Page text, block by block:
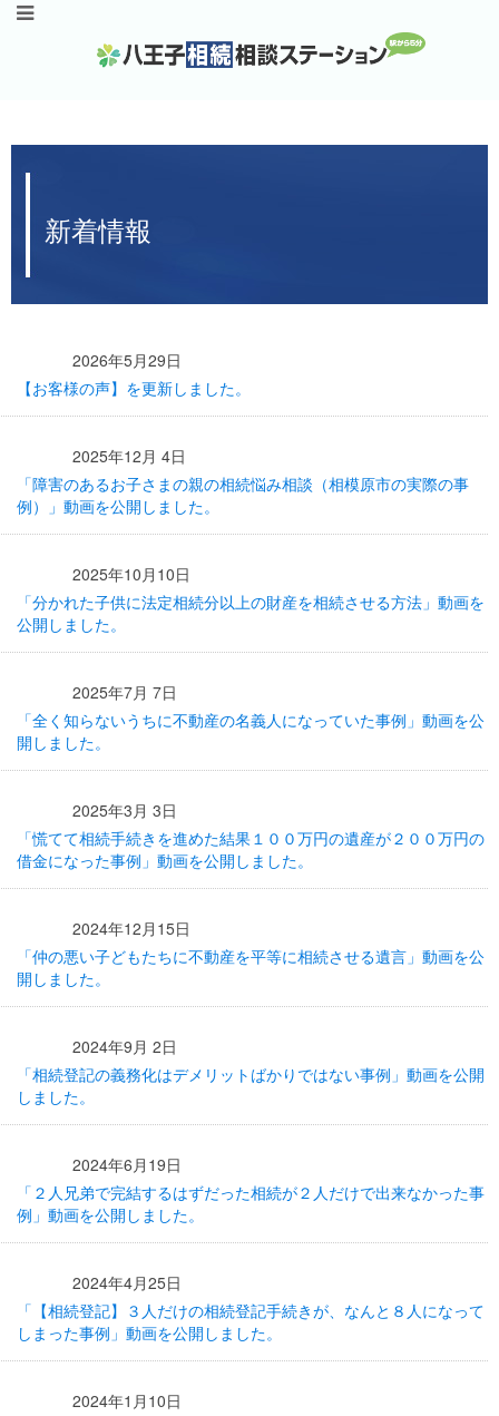
新着情報
2026年5月29日
【お客様の声】を更新しました。
2025年12月 4日
「障害のあるお子さまの親の相続悩み相談（相模原市の実際の事
例）」動画を公開しました。
2025年10月10日
「分かれた子供に法定相続分以上の財産を相続させる方法」動画を
公開しました。
2025年7月 7日
「全く知らないうちに不動産の名義人になっていた事例」動画を公
開しました。
2025年3月 3日
「慌てて相続手続きを進めた結果１００万円の遺産が２００万円の
借金になった事例」動画を公開しました。
2024年12月15日
「仲の悪い子どもたちに不動産を平等に相続させる遺言」動画を公
開しました。
2024年9月 2日
「相続登記の義務化はデメリットばかりではない事例」動画を公開
しました。
2024年6月19日
「２人兄弟で完結するはずだった相続が２人だけで出来なかった事
例」動画を公開しました。
2024年4月25日
「【相続登記】３人だけの相続登記手続きが、なんと８人になって
しまった事例」動画を公開しました。
2024年1月10日